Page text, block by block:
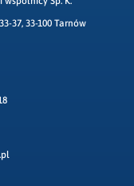
37, 33-100 Tarnów